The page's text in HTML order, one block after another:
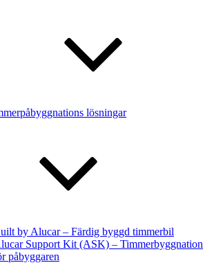
lösningar
by Alucar – Färdig byggd timmerbil
Support Kit (ASK) – Timmerbyggnation
påbyggaren